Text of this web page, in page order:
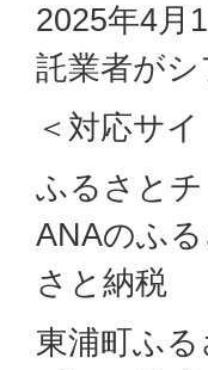
2025年4月
託業者が
＜対応サイ
ふるさと
ANAのふ
さと納税
東浦町ふ